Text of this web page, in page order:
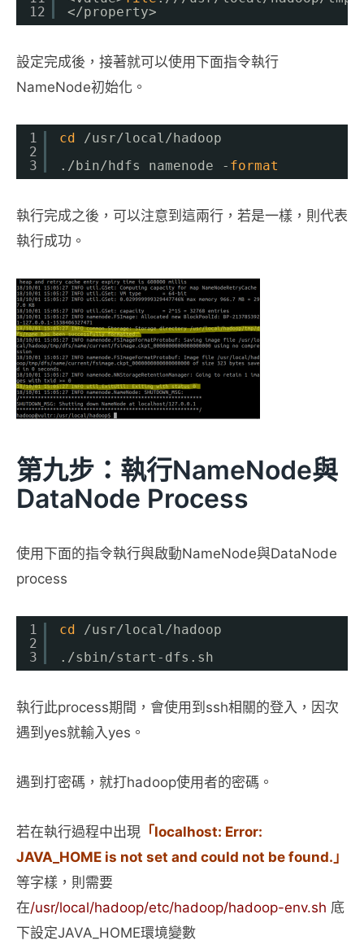
12
</property>
設定完成後，接著就可以使用下面指令執行
NameNode初始化。
1
2
3
cd
/usr/local/hadoop
. /bin/hdfs namenode - format
執行完成之後，可以注意到這兩行，若是一樣，則代表
執行成功。
第九步：執行NameNode與
DataNode Process
使用下面的指令執行與啟動NameNode與DataNode
process
1
2
3
cd
/usr/local/hadoop
. /sbin/start-dfs .sh
執行此process期間，會使用到ssh相關的登入，因次
遇到yes就輸入yes。
遇到打密碼，就打hadoop使用者的密碼。
若在執行過程中出現 「localhost: Error:
JAVA_HOME is not set and could not be found.」
等字樣，則需要
在/usr/local/hadoop/etc/hadoop/hadoop-env.sh 底
下設定JAVA_HOME環境變數